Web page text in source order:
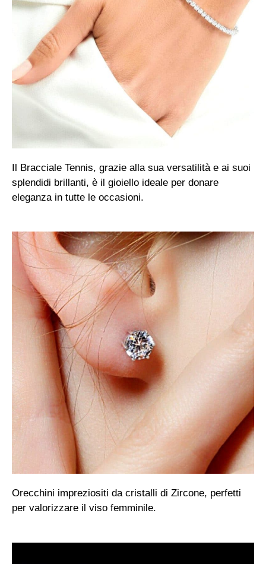
Orecchini impreziositi da cristalli di Zircone, perfetti
per valorizzare il viso femminile.
Il Bracciale Tennis, grazie alla sua versatilità e ai suoi
splendidi brillanti, è il gioiello ideale per donare
eleganza in tutte le occasioni.